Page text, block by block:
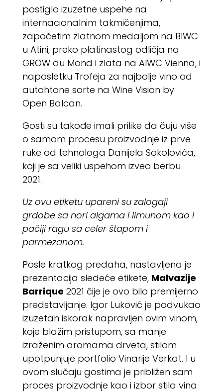
postiglo izuzetne uspehe na
internacionalnim takmičenjima,
započetim zlatnom medaljom na BIWC
u Atini, preko platinastog odličja na
GROW du Mond i zlata na AIWC Vienna, i
naposletku Trofeja za najbolje vino od
autohtone sorte na Wine Vision by
Open Balcan.
Gosti su takođe imali prilike da čuju više
o samom procesu proizvodnje iz prve
ruke od tehnologa Danijela Sokolovića,
koji je sa veliki uspehom izveo berbu
2021.
Uz ovu etiketu upareni su zalogaji
grdobe sa nori algama i limunom kao i
pačiji ragu sa celer štapom i
parmezanom.
Posle kratkog predaha, nastavljena je
prezentacija sledeće etikete, Malvazije
Barrique 2021 čije je ovo bilo premijerno
predstavljanje. Igor Luković je podvukao
izuzetan iskorak napravljen ovim vinom,
koje blažim pristupom, sa manje
izraženim aromama drveta, stilom
upotpunjuje portfolio Vinarije Verkat. I u
ovom slučaju gostima je približen sam
proces proizvodnje kao i izbor stila vina